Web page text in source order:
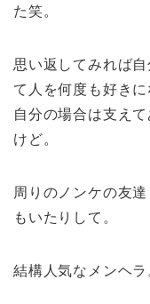
た笑。
思い返してみれば
て人を何度も好きに
自分の場合は支え
けど。
周りのノンケの友
もいたりして。
結構人気なメンヘラ